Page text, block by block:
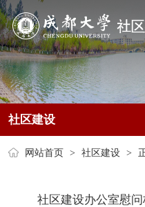
社区建设
网站首页 > 社区建设 >
社区建设办公室慰